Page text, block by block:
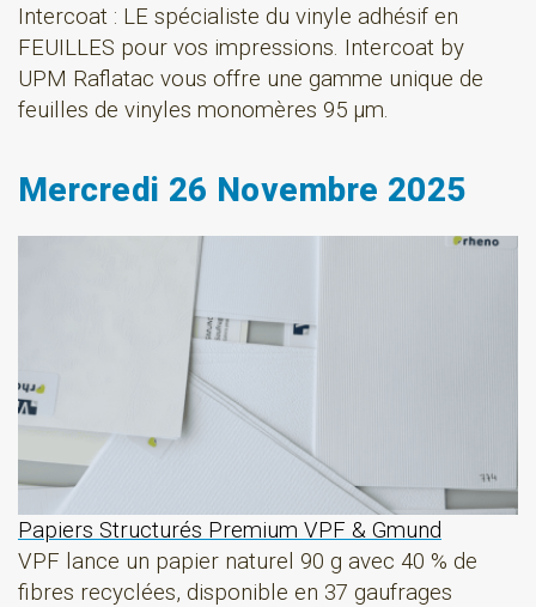
Intercoat : LE spécialiste du vinyle adhésif en
FEUILLES pour vos impressions. Intercoat by
UPM Raflatac vous offre une gamme unique de
feuilles de vinyles monomères 95 µm.
Mercredi 26 Novembre 2025
Papiers Structurés Premium VPF & Gmund
VPF lance un papier naturel 90 g avec 40 % de
fibres recyclées, disponible en 37 gaufrages